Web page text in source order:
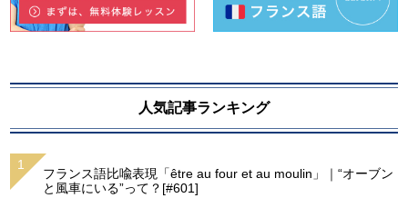
人気記事ランキング
フランス語比喩表現「être au four et au moulin」｜“オーブン
と風車にいる”って？[#601]